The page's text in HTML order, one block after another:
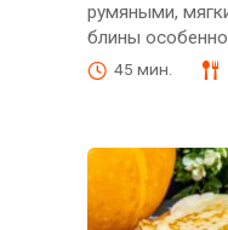
румяными,
блины
45 мин.